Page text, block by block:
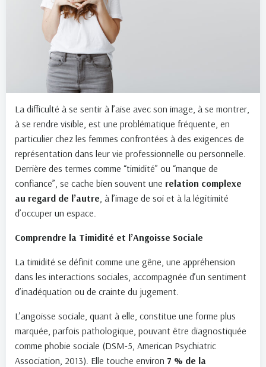
La difficulté à se sentir à l’aise avec son image, à se montrer,
à se rendre visible, est une problématique fréquente, en
particulier chez les femmes confrontées à des exigences de
représentation dans leur vie professionnelle ou personnelle.
Derrière des termes comme “timidité” ou “manque de
confiance”, se cache bien souvent une relation complexe
au regard de l’autre , à l’image de soi et à la légitimité
d’occuper un espace.
Comprendre la Timidité et l’Angoisse Sociale
La timidité se définit comme une gêne, une appréhension
dans les interactions sociales, accompagnée d’un sentiment
d’inadéquation ou de crainte du jugement.
L’angoisse sociale, quant à elle, constitue une forme plus
marquée, parfois pathologique, pouvant être diagnostiquée
comme phobie sociale (DSM-5, American Psychiatric
Association, 2013). Elle touche environ 7 % de la